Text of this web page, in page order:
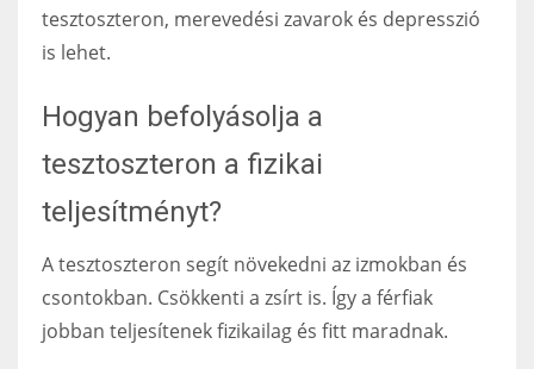
tesztoszteron, merevedési zavarok és depresszió
is lehet.
Hogyan befolyásolja a
tesztoszteron a fizikai
teljesítményt?
A tesztoszteron segít növekedni az izmokban és
csontokban. Csökkenti a zsírt is. Így a férfiak
jobban teljesítenek fizikailag és fitt maradnak.